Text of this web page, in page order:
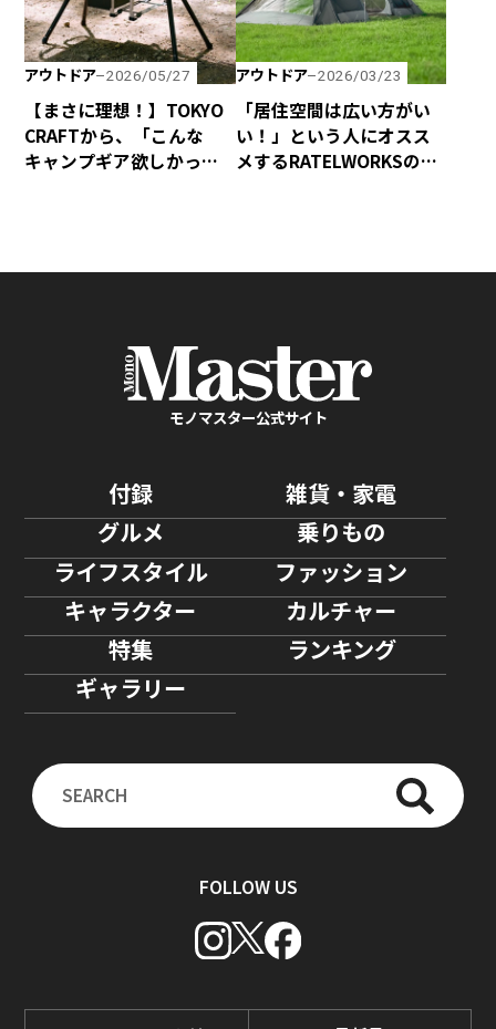
アウトドア 2026/05/27
【まさに理想！】TOKYO
CRAFTから、「こんな
キャンプギア欲しかっ
アウトドア 2026/03/23
「居住空間は広い方がい
い！」という人にオスス
メするRATELWORKSの新
モノマスター公式サイト
付録
雑貨・家電
グルメ
乗りもの
ライフスタイル
ファッション
キャラクター
カルチャー
特集
ランキング
ギャラリー
FOLLOW US